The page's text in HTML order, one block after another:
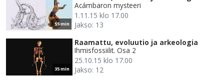
55 min
Acámbaron mysteeri
1.11.15 klo 17.00
Jakso: 13
35 min
Raamattu, evoluutio ja arkeologia
Ihmisfossiilit. Osa 2
25.10.15 klo 17.00
Jakso: 12